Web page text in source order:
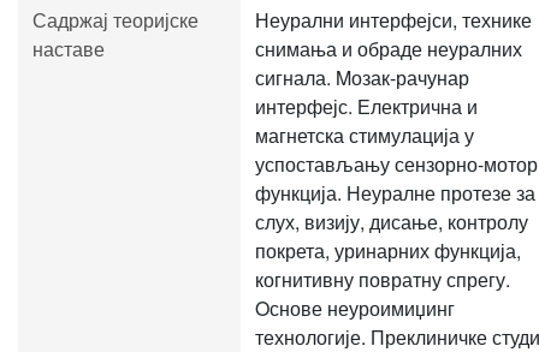
Садржај теоријске
наставе
Неурални интерфејси, технике
снимања и обраде неуралних
сигнала. Mозак-рачунар
интерфејс. Електрична и
магнетска стимулација у
успостављању сензорно-
функција. Неуралне протезе за
слух, визију, дисање, контролу
покрета, уринарних функција,
когнитивну повратну спрегу.
Oснове неуроимиџинг
технологије. Преклиничке